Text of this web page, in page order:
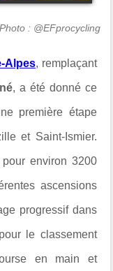
Photo : @EFprocycling
Alpes, remplaçant
, a été donné ce
première étape
et Saint-Ismier.
environ 3200
ascensions
progressif dans
le classement
en main et